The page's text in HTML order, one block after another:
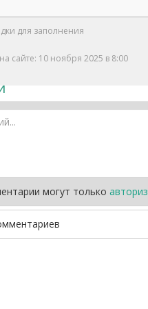
для заполнения
сайте: 10 ноября 2025 в 8:00
могут только